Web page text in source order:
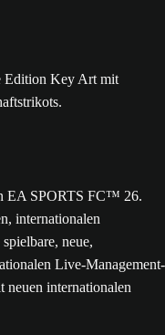
EA SPORTS FC™ 26.
internationalen
neue,
Live-Management-
neuen internationalen